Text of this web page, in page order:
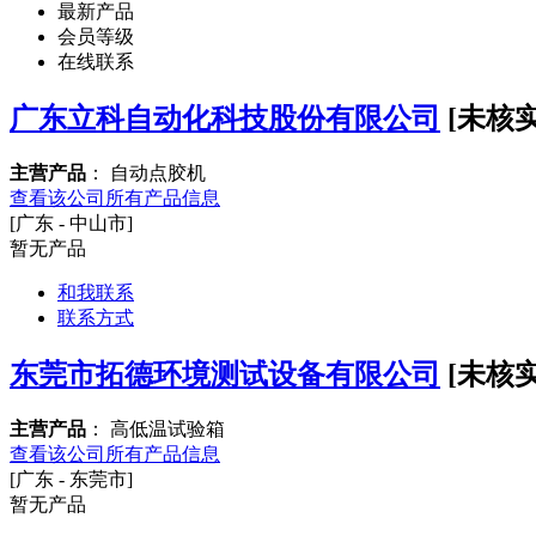
最新产品
会员等级
在线联系
广东立科自动化科技股份有限公司 [未核
主营产品 ： 自动点胶机
查看该公司所有产品信息
[广东 - 中山市]
暂无产品
和我联系
联系方式
东莞市拓德环境测试设备有限公司 [未核
主营产品 ： 高低温试验箱
查看该公司所有产品信息
[广东 - 东莞市]
暂无产品